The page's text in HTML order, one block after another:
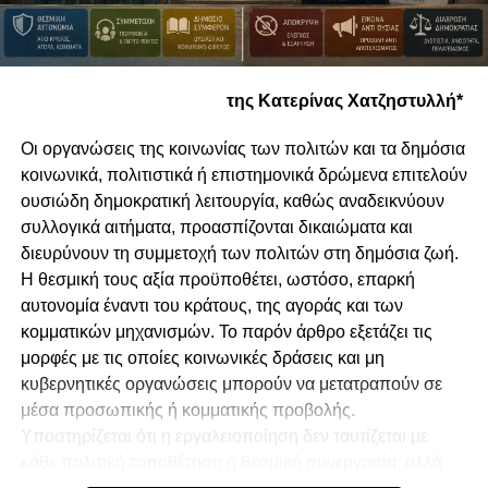
της Κατερίνας Χατζηστυλλή*
Οι οργανώσεις της κοινωνίας των πολιτών και τα δημόσια
κοινωνικά, πολιτιστικά ή επιστημονικά δρώμενα επιτελούν
ουσιώδη δημοκρατική λειτουργία, καθώς αναδεικνύουν
συλλογικά αιτήματα, προασπίζονται δικαιώματα και
διευρύνουν τη συμμετοχή των πολιτών στη δημόσια ζωή.
Η θεσμική τους αξία προϋποθέτει, ωστόσο, επαρκή
αυτονομία έναντι του κράτους, της αγοράς και των
κομματικών μηχανισμών. Το παρόν άρθρο εξετάζει τις
μορφές με τις οποίες κοινωνικές δράσεις και μη
κυβερνητικές οργανώσεις μπορούν να μετατραπούν σε
μέσα προσωπικής ή κομματικής προβολής.
Υποστηρίζεται ότι η εργαλειοποίηση δεν ταυτίζεται με